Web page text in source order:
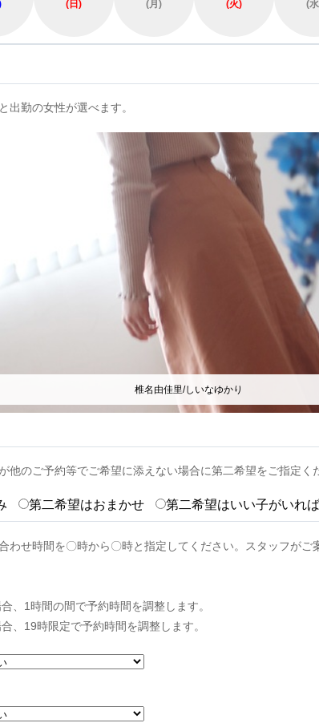
(日)
(月)
(火)
(
出勤の女性が選べます。
椎名由佳里/しいなゆかり
他のご予約等でご希望に添えない場合に第二希望をご指定く
第二希望はおまかせ 第二希望はいい子がいれば
わせ時間を〇時から〇時と指定してください。スタッフがご
、1時間の間で予約時間を調整します。
、19時限定で予約時間を調整します。